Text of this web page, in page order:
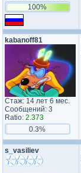
100%
kabanoff81
Стаж: 14 лет 6 мес.
Сообщений: 3
Ratio: 2.373
0.3%
s_vasiliev